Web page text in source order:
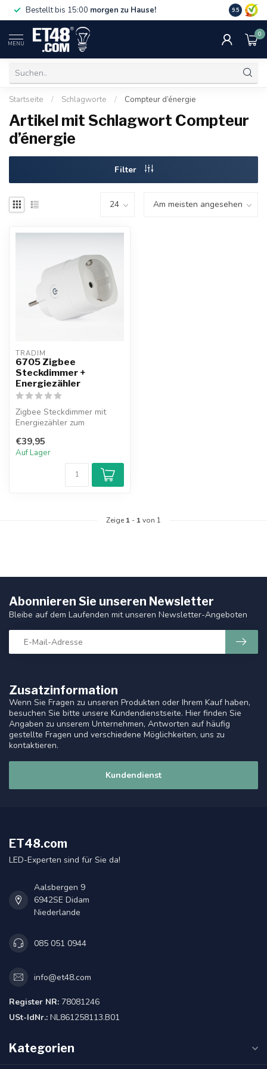
Bestellt bis 15:00 morgen zu Hause! 75 €. Nur
9.5
MENU
0
Startseite / Schlagworte / Compteur d’énergie
Artikel mit Schlagwort Compteur
d’énergie
Filter
TRADIM
6705 Zigbee
Steckdimmer +
Energiezähler
Zigbee Steckdimmer mit
Energiezähler zum
Beleuchtung und z...
€39,95
Auf Lager
Zeige 1 - 1von 1
Zusatzinformation
Wenn Sie Fragen zu unseren Produkten oder Ihrem Kauf haben,
besuchen Sie bitte unsere Kundendienstseite. Hier finden Sie
Angaben zu unserem Unternehmen, Antworten auf häufig
gestellte Fragen und verschiedene Möglichkeiten, uns zu
kontaktieren.
Kundendienst
Abonnieren Sie unseren Newsletter
Bleibe auf dem Laufenden mit unseren Newsletter-Angeboten
ET48.com
LED-Experten sind für Sie da!
Aalsbergen 9
6942SE Didam
Niederlande
085 051 0944
info@et48.com
Register NR: 78081246
USt-IdNr.: NL861258113.B01
Kategorien